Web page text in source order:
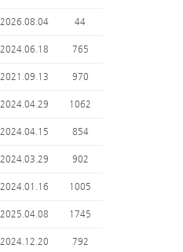
2026.08.04 44
2024.06.18 765
2021.09.13 970
2024.04.29 1062
2024.04.15 854
2024.03.29 902
2024.01.16 1005
2025.04.08 1745
2024.12.20 792